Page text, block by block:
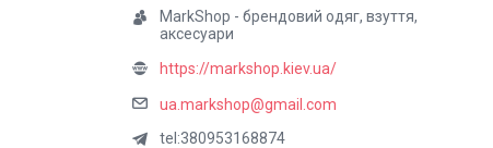
MarkShop - брендовий одяг, взуття,
аксесуари
https://markshop.kiev.ua/
ua.markshop@gmail.com
tel:380953168874